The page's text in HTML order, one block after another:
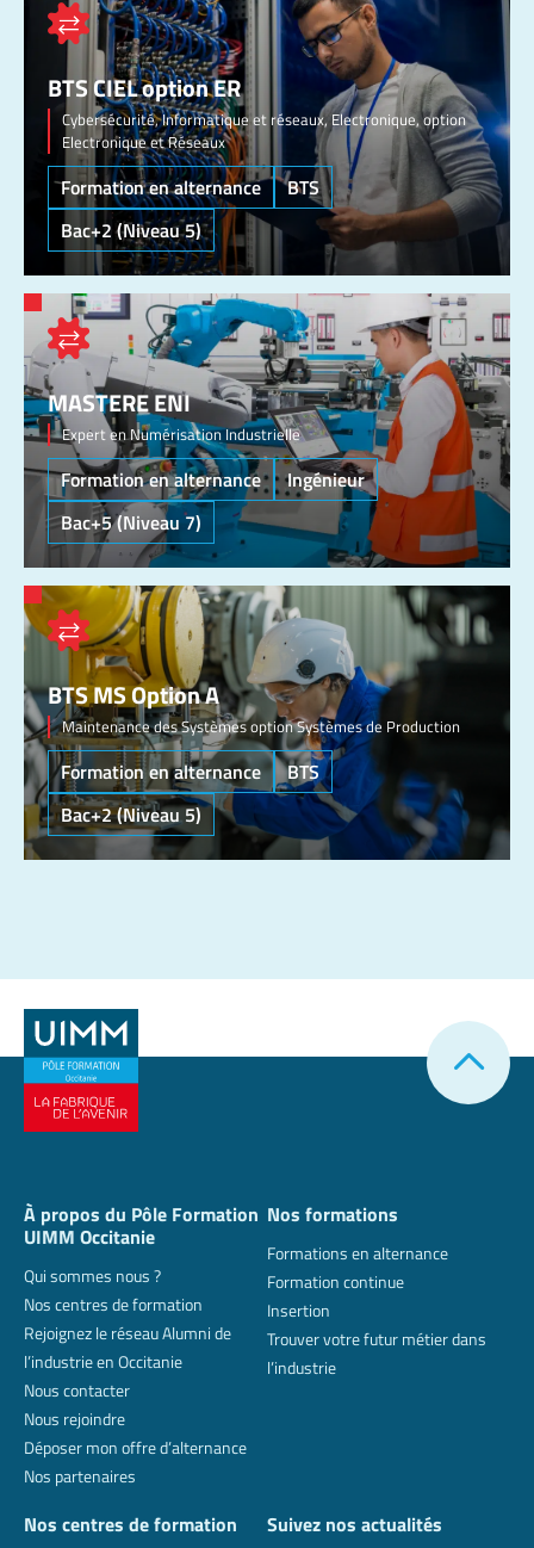
BTS CIEL option ER
Cybersécurité, Informatique et réseaux, Electronique, option
Electronique et Réseaux
Formation en alternance
BTS
Bac+2 (Niveau 5)
MASTERE ENI
Expert en Numérisation Industrielle
Formation en alternance
Ingénieur
Bac+5 (Niveau 7)
BTS MS Option A
Maintenance des Systèmes option Systèmes de Production
Formation en alternance
BTS
Bac+2 (Niveau 5)
À propos du Pôle Formation
UIMM Occitanie
Qui sommes nous ?
Nos centres de formation
Rejoignez le réseau Alumni de
l’industrie en Occitanie
Nous contacter
Nous rejoindre
Déposer mon offre d’alternance
Nos partenaires
Nos formations
Formations en alternance
Formation continue
Insertion
Trouver votre futur métier dans
l’industrie
Nos centres de formation Suivez nos actualités